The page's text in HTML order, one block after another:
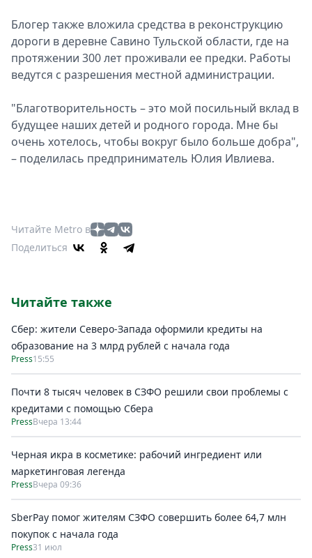
Блогер также вложила средства в реконструкцию
дороги в деревне Савино Тульской области, где на
протяжении 300 лет проживали ее предки. Работы
ведутся с разрешения местной администрации.
"Благотворительность – это мой посильный вклад в
будущее наших детей и родного города. Мне бы
очень хотелось, чтобы вокруг было больше добра",
– поделилась предприниматель Юлия Ивлиева.
Читайте Metro в
Поделиться
Читайте также
Сбер: жители Северо-Запада оформили кредиты на
образование на 3 млрд рублей с начала года
Press15:55
Почти 8 тысяч человек в СЗФО решили свои проблемы с
кредитами с помощью Сбера
PressВчера 13:44
Черная икра в косметике: рабочий ингредиент или
маркетинговая легенда
PressВчера 09:36
SberPay помог жителям СЗФО совершить более 64,7 млн
покупок c начала года
Press31 июл